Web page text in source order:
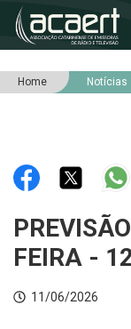
HOME
RNA
NOTÍCIAS
INTEGRIDADE
Home Notícias
FEIRA -
11/06/2026